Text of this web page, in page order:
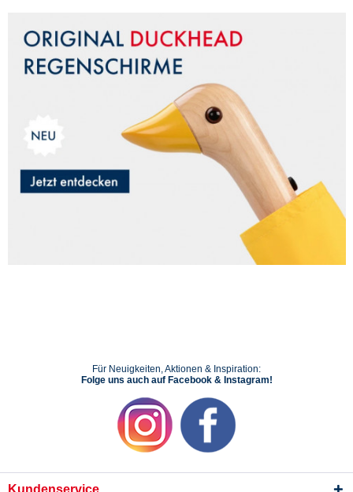
Für Neuigkeiten, Aktionen & Inspiration:
Folge uns auch auf Facebook & Instagram!
Kundenservice